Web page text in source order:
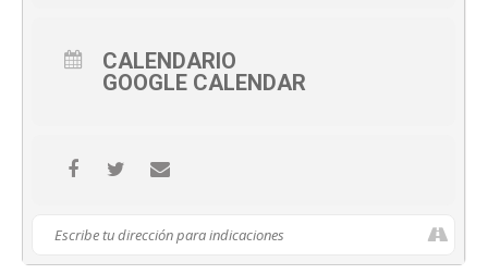
CALENDARIO
GOOGLE CALENDAR